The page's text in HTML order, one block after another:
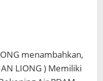
menambahkan,
LIONG ) Memiliki